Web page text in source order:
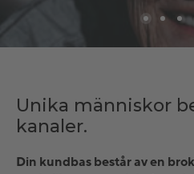
Unika människor
kanaler.
Din kundbas består av en